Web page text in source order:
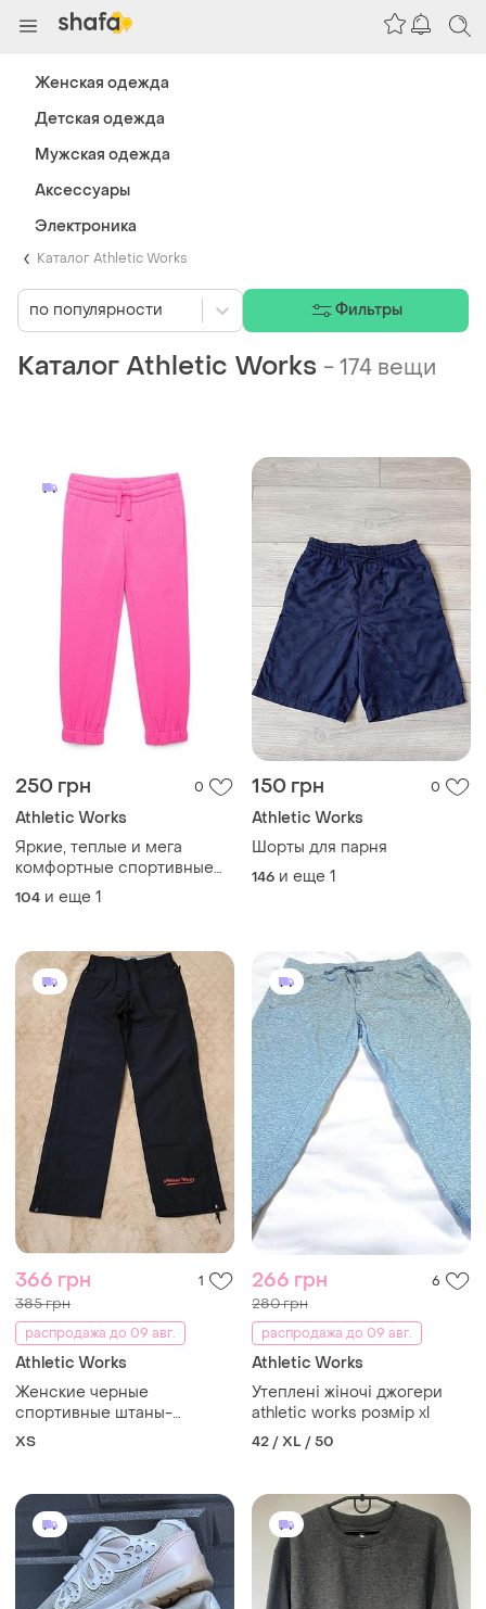
Каталог Athletic Works
Каталог Athletic Works -174 вещи
250 грн 0
Athletic Works
Яркие, теплые и мега
комфортные спортивные
штаны-джоггеры на флисе
для девочки от
athletic works!
104 и еще 1
150 грн 0
Athletic Works
Шорты для парня
146 и еще 1
366 грн 1
385 грн
распродажа до 09 авг.
Athletic Works
Женские черные
спортивные штаны-
ветровки от бренда athletic
ХS
266 грн 6
280 грн
распродажа до 09 авг.
Athletic Works
Утеплені жіночі джогери
athletic works розмір xl
42 / XL / 50
по популярности Фильтры
Женская одежда
Детская одежда
Мужская одежда
Аксессуары
Электроника